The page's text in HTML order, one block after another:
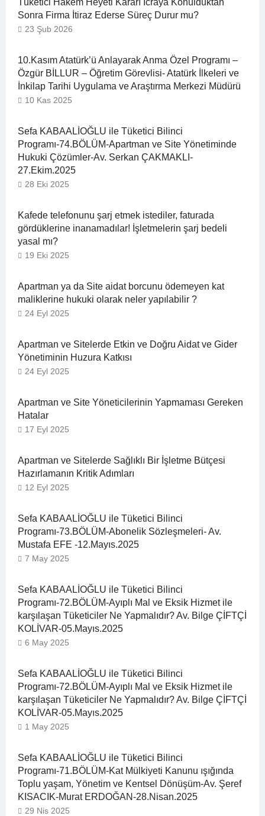
Tüketici Hakem Heyeti Kararı İcraya Konulduktan
Sonra Firma İtiraz Ederse Süreç Durur mu?
23 Şub 2026
10.Kasım Atatürk’ü Anlayarak Anma Özel Programı –
Özgür BİLLUR – Öğretim Görevlisi- Atatürk İlkeleri ve
İnkilap Tarihi Uygulama ve Araştırma Merkezi Müdürü
10 Kas 2025
Sefa KABAALİOĞLU ile Tüketici Bilinci
Programı-74.BÖLÜM-Apartman ve Site Yönetiminde
Hukuki Çözümler-Av. Serkan ÇAKMAKLI-
27.Ekim.2025
28 Eki 2025
Kafede telefonunu şarj etmek istediler, faturada
gördüklerine inanamadılar! İşletmelerin şarj bedeli
yasal mı?
19 Eki 2025
Apartman ya da Site aidat borcunu ödemeyen kat
maliklerine hukuki olarak neler yapılabilir ?
24 Eyl 2025
Apartman ve Sitelerde Etkin ve Doğru Aidat ve Gider
Yönetiminin Huzura Katkısı
24 Eyl 2025
Apartman ve Site Yöneticilerinin Yapmaması Gereken
Hatalar
17 Eyl 2025
Apartman ve Sitelerde Sağlıklı Bir İşletme Bütçesi
Hazırlamanın Kritik Adımları
12 Eyl 2025
Sefa KABAALİOĞLU ile Tüketici Bilinci
Programı-73.BÖLÜM-Abonelik Sözleşmeleri- Av.
Mustafa EFE -12.Mayıs.2025
7 May 2025
Sefa KABAALİOĞLU ile Tüketici Bilinci
Programı-72.BÖLÜM-Ayıplı Mal ve Eksik Hizmet ile
karşılaşan Tüketiciler Ne Yapmalıdır? Av. Bilge ÇİFTÇİ
KOLİVAR-05.Mayıs.2025
6 May 2025
Sefa KABAALİOĞLU ile Tüketici Bilinci
Programı-72.BÖLÜM-Ayıplı Mal ve Eksik Hizmet ile
karşılaşan Tüketiciler Ne Yapmalıdır? Av. Bilge ÇİFTÇİ
KOLİVAR-05.Mayıs.2025
1 May 2025
Sefa KABAALİOĞLU ile Tüketici Bilinci
Programı-71.BÖLÜM-Kat Mülkiyeti Kanunu ışığında
Toplu yaşam, Yönetim ve Kentsel Dönüşüm-Av. Şeref
KISACIK-Murat ERDOĞAN-28.Nisan.2025
29 Nis 2025